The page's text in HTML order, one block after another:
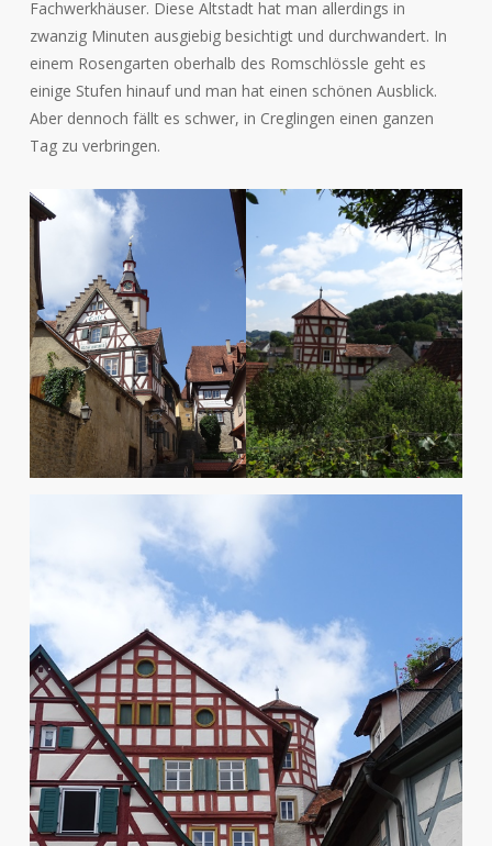
Fachwerkhäuser. Diese Altstadt hat man allerdings in
zwanzig Minuten ausgiebig besichtigt und durchwandert. In
einem Rosengarten oberhalb des Romschlössle geht es
einige Stufen hinauf und man hat einen schönen Ausblick.
Aber dennoch fällt es schwer, in Creglingen einen ganzen
Tag zu verbringen.